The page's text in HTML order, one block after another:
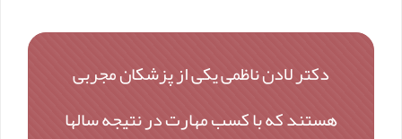
دکتر لادن ناظمی یکی از پزشکان مجربی
هستند که با کسب مهارت در نتیجه سالها